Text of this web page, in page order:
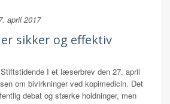
april 2017
sikker og effektiv
I et læserbrev den 27. april
om bivirkninger ved kopimedicin. Det
debat og stærke holdninger, men